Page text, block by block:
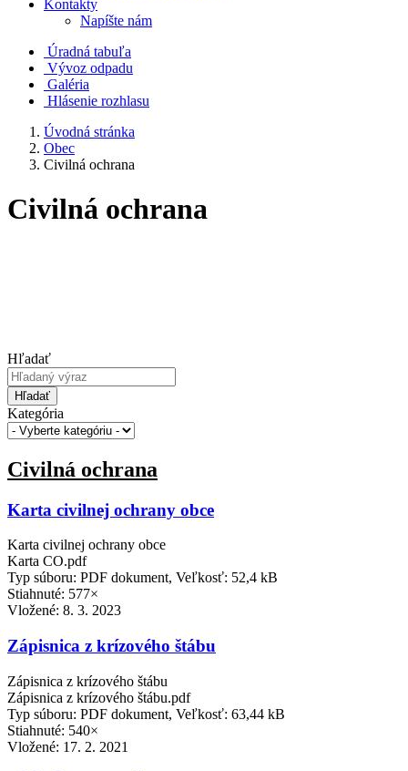
Kontakty
Napíšte nám
Úradná tabuľa
Vývoz odpadu
Galéria
Hlásenie rozhlasu
Úvodná stránka
Obec
Civilná ochrana
Civilná ochrana
Hľadať
Hľadať
Kategória
Civilná ochrana
Karta civilnej ochrany obce
Karta civilnej ochrany obce
Karta CO.pdf
Typ súboru: PDF dokument, Veľkosť: 52,4 kB
Stiahnuté: 577×
Vložené: 8. 3. 2023
Zápisnica z krízového štábu
Zápisnica z krízového štábu
Zápisnica z krízového štábu.pdf
Typ súboru: PDF dokument, Veľkosť: 63,44 kB
Stiahnuté: 540×
Vložené: 17. 2. 2021